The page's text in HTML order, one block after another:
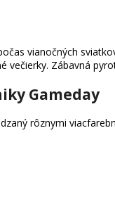
vianočných
večierky. Zábavná
Gameday
rôznymi